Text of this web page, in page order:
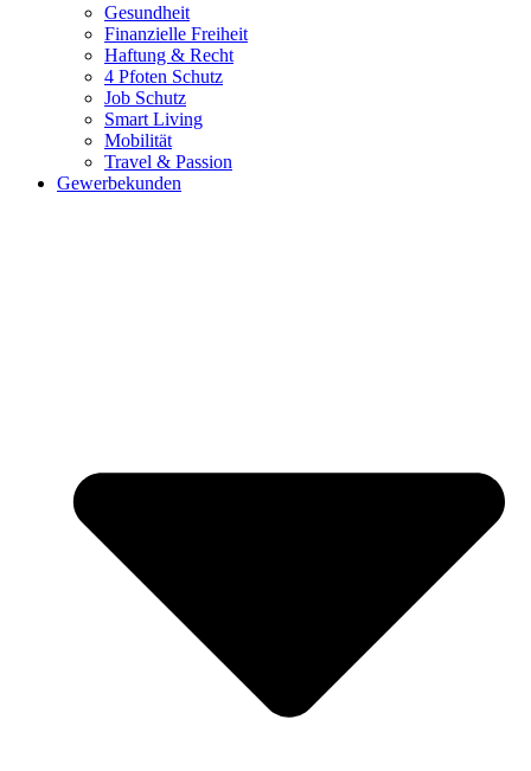
Gesundheit
Finanzielle Freiheit
Haftung & Recht
4 Pfoten Schutz
Job Schutz
Smart Living
Mobilität
Travel & Passion
Gewerbekunden